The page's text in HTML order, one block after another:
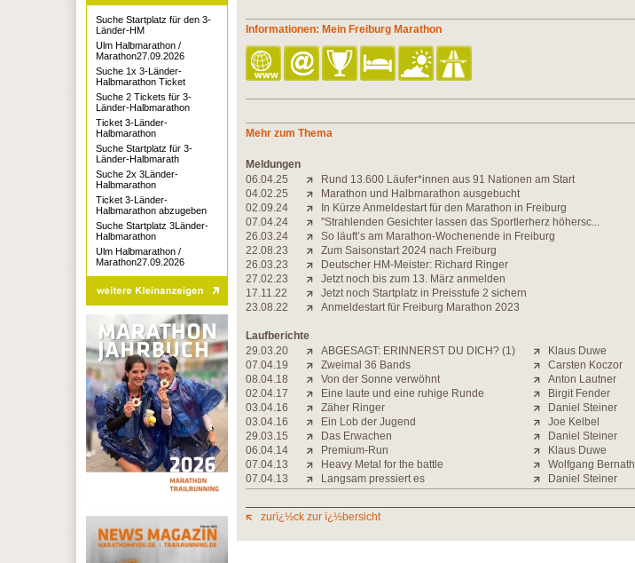
Informationen: Mein Freiburg Marathon
Mehr zum Thema
Meldungen
06.04.25
Rund 13.600 Läufer*innen aus 91 Nationen am Start
04.02.25
Marathon und Halbmarathon ausgebucht
02.09.24
In Kürze Anmeldestart für den Marathon in Freiburg
07.04.24
''Strahlenden Gesichter lassen das Sportlerherz höhersc...
26.03.24
So läuft’s am Marathon-Wochenende in Freiburg
22.08.23
Zum Saisonstart 2024 nach Freiburg
26.03.23
Deutscher HM-Meister: Richard Ringer
27.02.23
Jetzt noch bis zum 13. März anmelden
17.11.22
Jetzt noch Startplatz in Preisstufe 2 sichern
23.08.22
Anmeldestart für Freiburg Marathon 2023
Laufberichte
29.03.20
ABGESAGT: ERINNERST DU DICH? (1)
Klaus Duwe
07.04.19
Zweimal 36 Bands
Carsten Koczor
08.04.18
Von der Sonne verwöhnt
Anton Lautner
02.04.17
Eine laute und eine ruhige Runde
Birgit Fender
03.04.16
Zäher Ringer
Daniel Steiner
03.04.16
Ein Lob der Jugend
Joe Kelbel
29.03.15
Das Erwachen
Daniel Steiner
06.04.14
Premium-Run
Klaus Duwe
07.04.13
Heavy Metal for the battle
Wolfgang Bernath
07.04.13
Langsam pressiert es Daniel Steiner
zurï¿½ck zur ï¿½bersicht
Suche Startplatz für den 3-
Länder-HM
Ulm Halbmarathon /
Marathon27.09.2026
Suche 1x 3-Länder-
Halbmarathon Ticket
Suche 2 Tickets für 3-
Länder-Halbmarathon
Ticket 3-Länder-
Halbmarathon
Suche Startplatz für 3-
Länder-Halbmarath
Suche 2x 3Länder-
Halbmarathon
Ticket 3-Länder-
Halbmarathon abzugeben
Suche Startplatz 3Länder-
Halbmarathon
Ulm Halbmarathon /
Marathon27.09.2026